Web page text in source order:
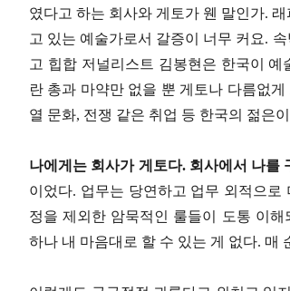
였다고 하는 회사와 게토가 웬 말인가. 래
고 있는 예술가로서 갈증이 너무 커요.
고 힙합 저널리스트 김봉현은 한국이
란 총과 마약만 없을 뿐 게토나 다름없
열 문화, 전쟁 같은 취업 등 한국의 젊은
나에게는 회사가 게토다. 회사에서 나를
이었다. 업무는 당연하고 업무 외적으로
정을 제외한 암묵적인 룰들이 도통 이해
하나 내 마음대로 할 수 있는 게 없다. 매